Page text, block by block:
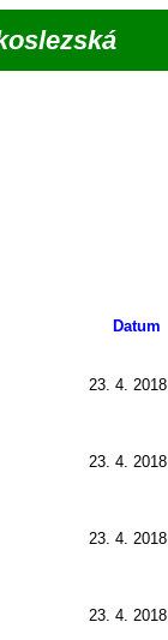
Datum
23. 4. 2018
23. 4. 2018
23. 4. 2018
23. 4. 2018